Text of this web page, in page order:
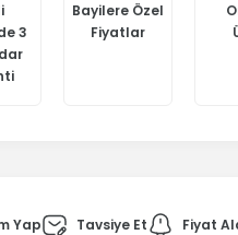
3
Bayilere Özel
Fiyatlar
Yap Tavsiye Et Fiyat